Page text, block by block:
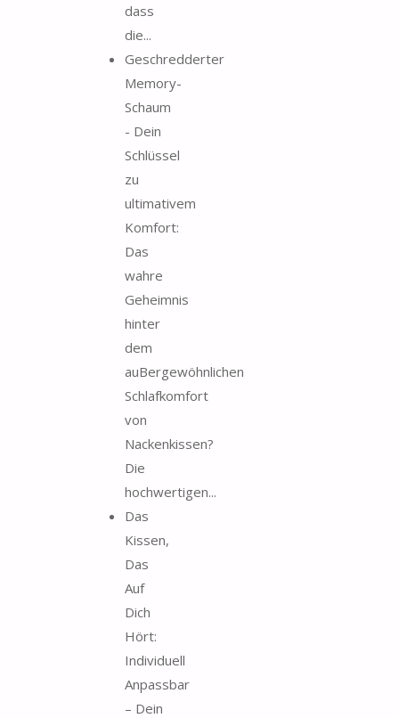
dass
die...
Geschredderter
Memory-
Schaum
- Dein
Schlüssel
zu
ultimativem
Komfort:
Das
wahre
Geheimnis
hinter
dem
auBergewöhnlichen
Schlafkomfort
von
Nackenkissen?
Die
hochwertigen...
Das
Kissen,
Das
Auf
Dich
Hört:
Individuell
Anpassbar
– Dein